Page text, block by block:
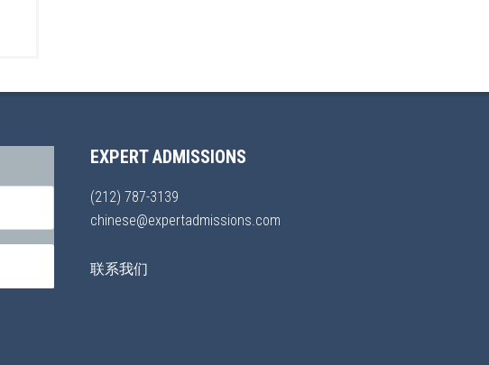
EXPERT ADMISSIONS
(212) 787-3139
chinese@expertadmissions.com
联系我们